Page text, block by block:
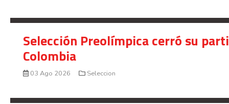
Selección Preolímpica cerró su
Colombia
03 Ago 2026 Seleccion